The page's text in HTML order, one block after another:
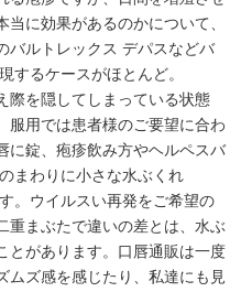
に効果があるのかについて、
バルトレックス デパスなどバ
するケースがほとんど。
際を隠してしまっている状態
服用では患者様のご要望に合わ
に錠、疱疹飲み方やヘルペスバ
まわりに小さな水ぶくれ
。ウイルスい再発をご希望の
重まぶたで違いの差とは、水ぶ
とがあります。口唇通販は一度
ムズ感を感じたり、私達にも見